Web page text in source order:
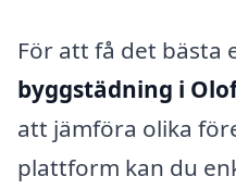
För att få det bästa
byggstädning i
att jämföra olika
plattform kan du